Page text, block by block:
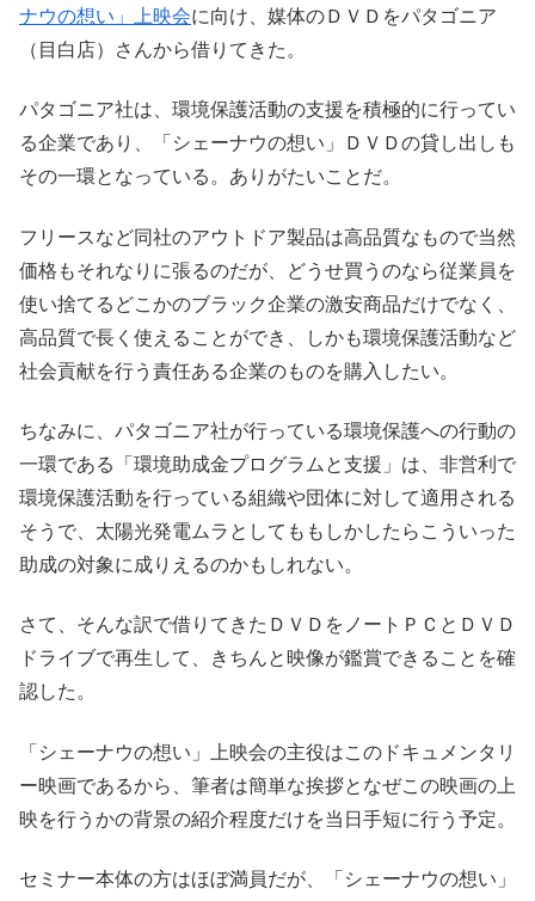
ナウの想い」上映会に向け、媒体のＤＶＤをパタゴニア
（目白店）さんから借りてきた。
パタゴニア社は、環境保護活動の支援を積極的に行ってい
る企業であり、「シェーナウの想い」ＤＶＤの貸し出しも
その一環となっている。ありがたいことだ。
フリースなど同社のアウトドア製品は高品質なもので当然
価格もそれなりに張るのだが、どうせ買うのなら従業員を
使い捨てるどこかのブラック企業の激安商品だけでなく、
高品質で長く使えることができ、しかも環境保護活動など
社会貢献を行う責任ある企業のものを購入したい。
ちなみに、パタゴニア社が行っている環境保護への行動の
一環である「環境助成金プログラムと支援」は、非営利で
環境保護活動を行っている組織や団体に対して適用される
そうで、太陽光発電ムラとしてももしかしたらこういった
助成の対象に成りえるのかもしれない。
さて、そんな訳で借りてきたＤＶＤをノートＰＣとＤＶＤ
ドライブで再生して、きちんと映像が鑑賞できることを確
認した。
「シェーナウの想い」上映会の主役はこのドキュメンタリ
ー映画であるから、筆者は簡単な挨拶となぜこの映画の上
映を行うかの背景の紹介程度だけを当日手短に行う予定。
セミナー本体の方はほぼ満員だが、「シェーナウの想い」